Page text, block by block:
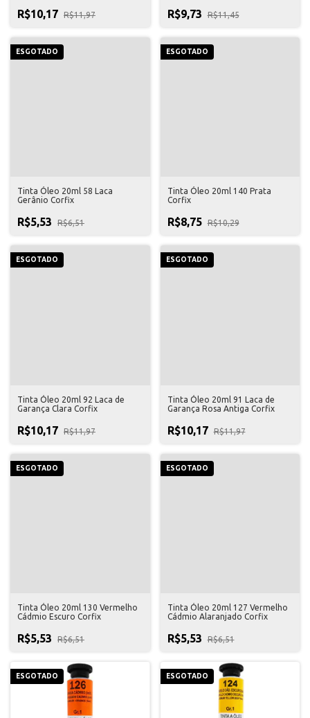
R$10,17 R$11,97 R$9,73 R$11,45
ESGOTADO
Tinta Óleo 20ml 58 Laca
Gerânio Corfix
R$5,53 R$6,51
ESGOTADO
Tinta Óleo 20ml 140 Prata
Corfix
R$8,75 R$10,29
ESGOTADO
Tinta Óleo 20ml 92 Laca de
Garança Clara Corfix
R$10,17 R$11,97
ESGOTADO
Tinta Óleo 20ml 91 Laca de
Garança Rosa Antiga Corfix
R$10,17 R$11,97
ESGOTADO
Tinta Óleo 20ml 130 Vermelho
Cádmio Escuro Corfix
R$5,53 R$6,51
ESGOTADO
Tinta Óleo 20ml 127 Vermelho
Cádmio Alaranjado Corfix
R$5,53 R$6,51
ESGOTADO ESGOTADO